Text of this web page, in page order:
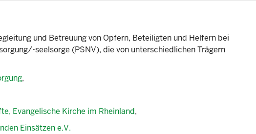
und Betreuung von Opfern, Beteiligten und Helfern bei
seelsorge (PSNV), die von unterschiedlichen Trägern
,
Evangelische Kirche im Rheinland,
Einsätzen e.V.